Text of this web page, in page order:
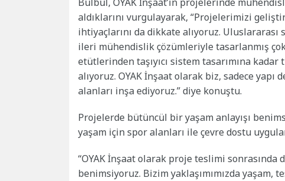
aldıklarını vurgulayarak, “Projelerimizi
ihtiyaçlarını da dikkate alıyoruz.
ileri mühendislik çözümleriyle tasarlanmış
etütlerinden taşıyıcı sistem tasarımına
alıyoruz. OYAK İnşaat olarak biz, sadece
alanları inşa ediyoruz.” diye konuştu.
Projelerde bütüncül bir yaşam anlayışı
yaşam için spor alanları ile çevre dostu
“OYAK İnşaat olarak proje teslimi
benimsiyoruz. Bizim yaklaşımımızda